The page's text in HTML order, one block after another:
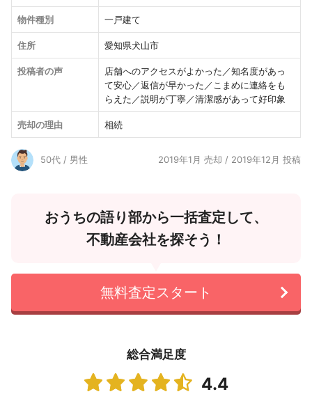
物件種別 一戸建て
住所 愛知県犬山市
投稿者の声
店舗へのアクセスがよかった／知名度があっ
て安心／返信が早かった／こまめに連絡をも
らえた／説明が丁寧／清潔感があって好印象
売却の理由 相続
50代 / 男性 2019年1月 売却 / 2019年12月 投稿
おうちの語り部から一括査定して、
不動産会社を探そう！
無料査定スタート
総合満足度
4.4